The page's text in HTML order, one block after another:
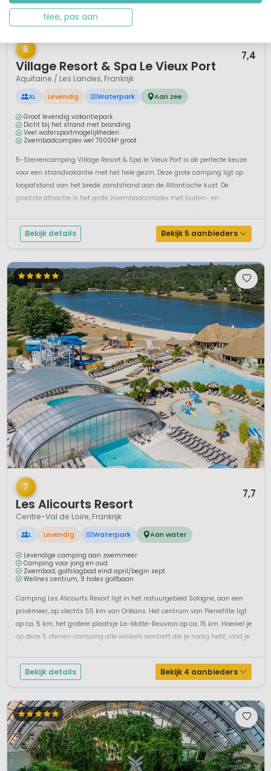
6
Village Resort & Spa Le Vieux Port
7,4
Aquitaine / Les Landes, Frankrijk
XL Levendig Waterpark Aan zee
Groot levendig vakantiepark
Dicht bij het strand met branding
Veel watersportmogelijkheden
Zwembadcomplex wel 7000M² groot
5-Sterrencamping Village Resort & Spa le Vieux Port is dé perfecte keuze
voor een strandvakantie met het hele gezin. Deze grote camping ligt op
loopafstand van het brede zandstrand aan de Atlantische kust. De
grootste attractie is het grote zwembadcomplex met buiten- en
Bekijk details Bekijk 5 aanbieders
1 / 12
7
Les Alicourts Resort
7,7
Centre-Val de Loire, Frankrijk
L Levendig Waterpark Aan water
Levendige camping aan zwemmeer
Camping voor jong en oud
Zwembad, golfslagbad eind april/begin sept.
Wellnes centrum, 9 holes golfbaan
Camping Les Alicourts Resort ligt in het natuurgebied Sologne, aan een
privémeer, op slechts 55 km van Orléans. Het centrum van Pierrefitte ligt
op ca. 5 km, het grotere plaatsje La-Motte-Beuvron op ca. 15 km. Hoewel je
op deze 5 sterren-camping alle winkels aantreft die je nodig hebt, vind je
Bekijk details Bekijk 4 aanbieders
Nee, pas aan